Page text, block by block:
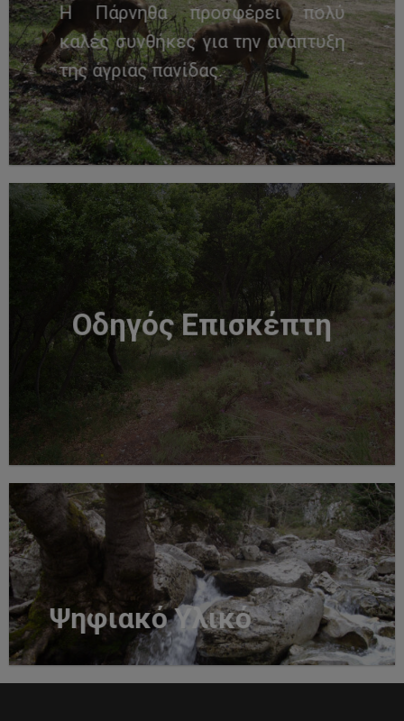
Η Πάρνηθα προσφέρει πολύ
καλές συνθήκες για την ανάπτυξη
της άγριας πανίδας.
Οδηγός Επισκέπτη
Ψηφιακό Υλικό